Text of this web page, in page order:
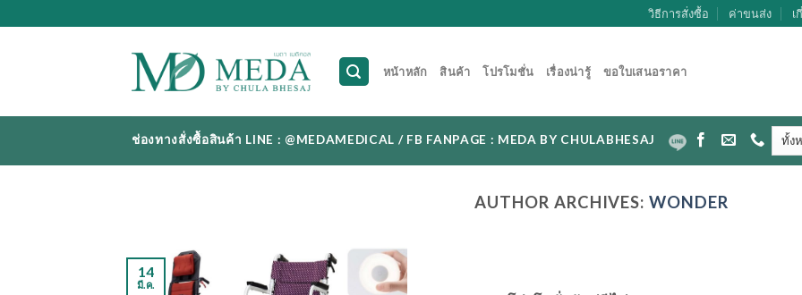
to
วิธีการสั่งซื้อ ค่าขนส่ง เ
หน้าหลัก สินค้า โปรโมชั่น เรื่องน่ารู้ ขอใบเสนอราคา
ช่องทางสั่งซื้อสินค้า LINE : @MEDAMEDICAL / FB FANPAGE : MEDA BY CHULABHESAJ
AUTHOR ARCHIVES:WONDER
14
มี.ค.